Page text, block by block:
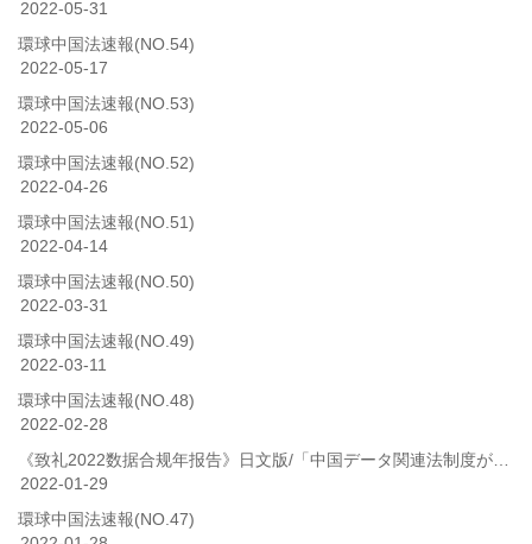
2022-05-31
環球中国法速報(NO.54)
2022-05-17
環球中国法速報(NO.53)
2022-05-06
環球中国法速報(NO.52)
2022-04-26
環球中国法速報(NO.51)
2022-04-14
環球中国法速報(NO.50)
2022-03-31
環球中国法速報(NO.49)
2022-03-11
環球中国法速報(NO.48)
2022-02-28
2022-01-29
環球中国法速報(NO.47)